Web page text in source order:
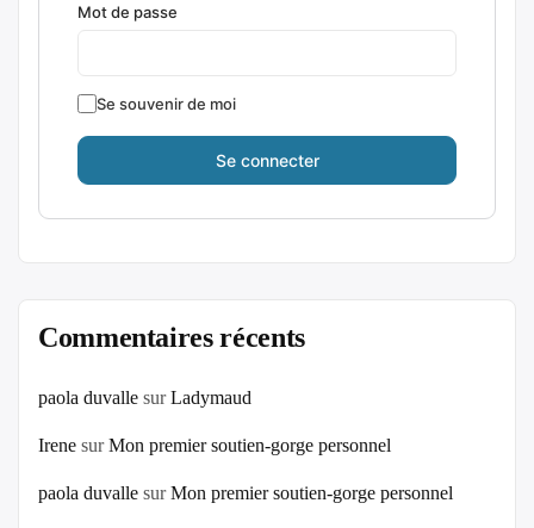
Mot de passe
Se souvenir de moi
Commentaires récents
paola duvalle surLadymaud
Irene surMon premier soutien-gorge personnel
paola duvalle surMon premier soutien-gorge personnel